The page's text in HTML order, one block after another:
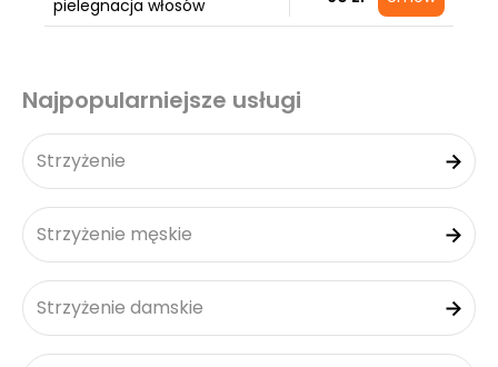
pielegnacja włosów
Najpopularniejsze usługi
Strzyżenie
Strzyżenie męskie
Strzyżenie damskie